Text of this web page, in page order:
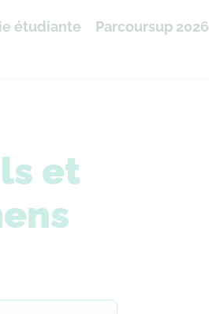
étudiante Parcoursup 2026
et